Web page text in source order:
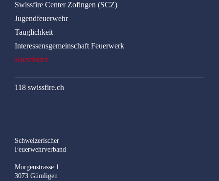
Swissfire Center Zofingen (SCZ)
Jugendfeuerwehr
Tauglichkeit
Interessensgemeinschaft Feuerwerk
Kursfinder
118 swissfire.ch
Schweizerischer
Feuerwehrverband
Morgenstrasse 1
3073 Gümligen